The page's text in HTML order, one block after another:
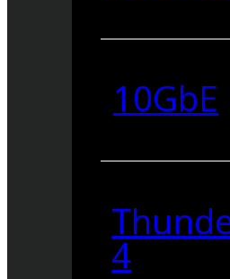
10GbE
4